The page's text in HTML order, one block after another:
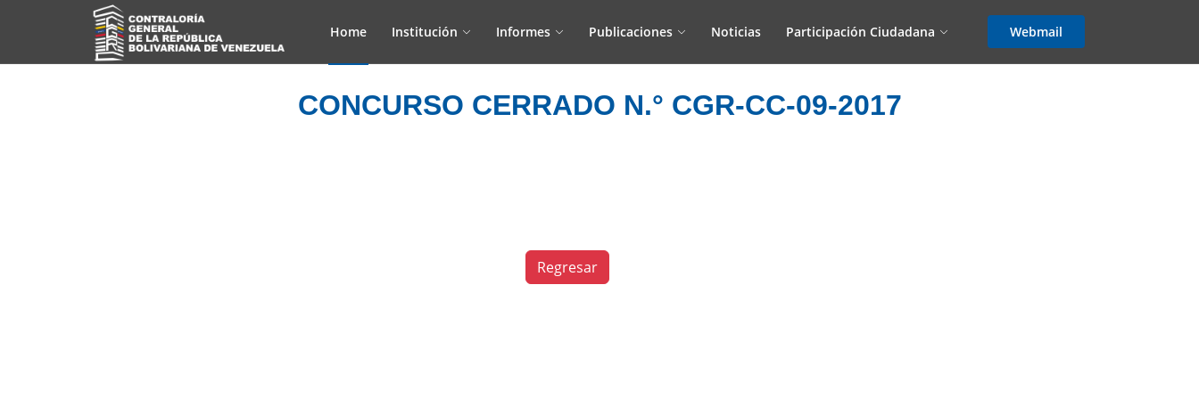
Home Institución Informes Publicaciones Noticias Participación Ciudadana Webmail
CONCURSO CERRADO N.° CGR-CC-09-2017
Regresar